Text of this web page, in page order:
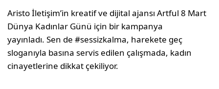
Aristo İletişim’in kreatif ve dijital ajansı Artful 8 Mart
Dünya Kadınlar Günü için bir kampanya
yayınladı. Sen de #sessizkalma, harekete geç
sloganıyla basına servis edilen çalışmada, kadın
cinayetlerine dikkat çekiliyor.